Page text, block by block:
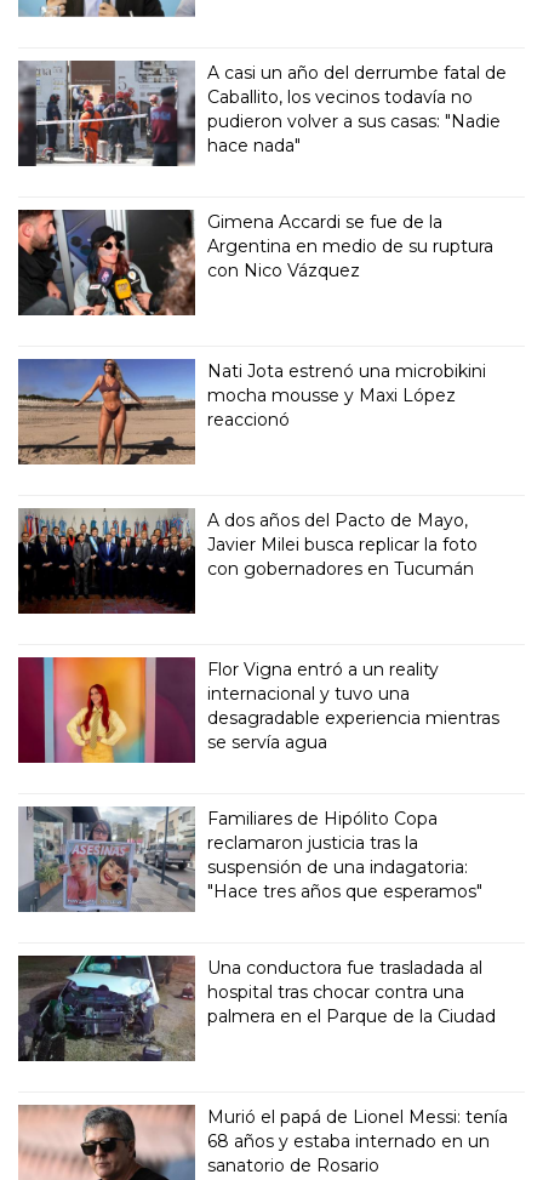
A casi un año del derrumbe fatal de
Caballito, los vecinos todavía no
pudieron volver a sus casas: "Nadie
hace nada"
Gimena Accardi se fue de la
Argentina en medio de su ruptura
con Nico Vázquez
Nati Jota estrenó una microbikini
mocha mousse y Maxi López
reaccionó
A dos años del Pacto de Mayo,
Javier Milei busca replicar la foto
con gobernadores en Tucumán
Flor Vigna entró a un reality
internacional y tuvo una
desagradable experiencia mientras
se servía agua
Familiares de Hipólito Copa
reclamaron justicia tras la
suspensión de una indagatoria:
"Hace tres años que esperamos"
Una conductora fue trasladada al
hospital tras chocar contra una
palmera en el Parque de la Ciudad
Murió el papá de Lionel Messi: tenía
68 años y estaba internado en un
sanatorio de Rosario